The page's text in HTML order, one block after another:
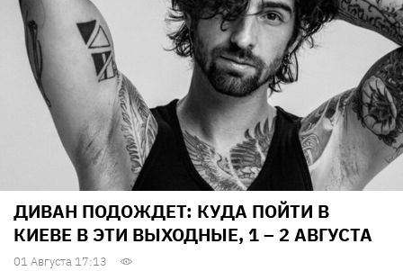
ДИВАН ПОДОЖДЕТ: КУДА ПОЙТИ В
КИЕВЕ В ЭТИ ВЫХОДНЫЕ, 1 – 2 АВГУСТА
01 Августа 17:13